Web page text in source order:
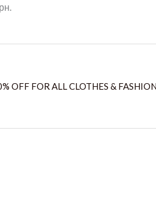
OFF FOR ALL CLOTHES &